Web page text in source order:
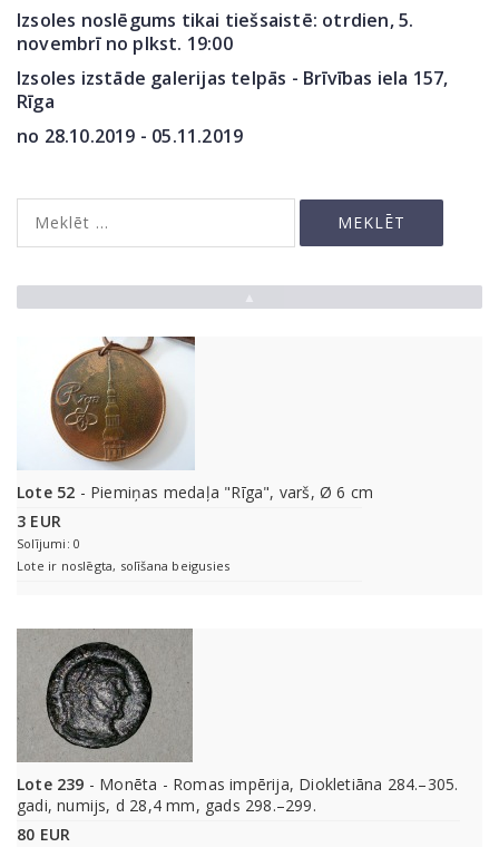
Izsoles noslēgums tikai tiešsaistē: otrdien, 5.
novembrī no plkst. 19:00
Izsoles izstāde galerijas telpās - Brīvības iela 157,
Rīga
no 28.10.2019 - 05.11.2019
Lote 52 - Piemiņas medaļa "Rīga", varš, Ø 6 cm
3 EUR
Solījumi: 0
Lote ir noslēgta, solīšana beigusies
Lote 239 - Monēta - Romas impērija, Diokletiāna 284.–305.
gadi, numijs, d 28,4 mm, gads 298.–299.
80 EUR